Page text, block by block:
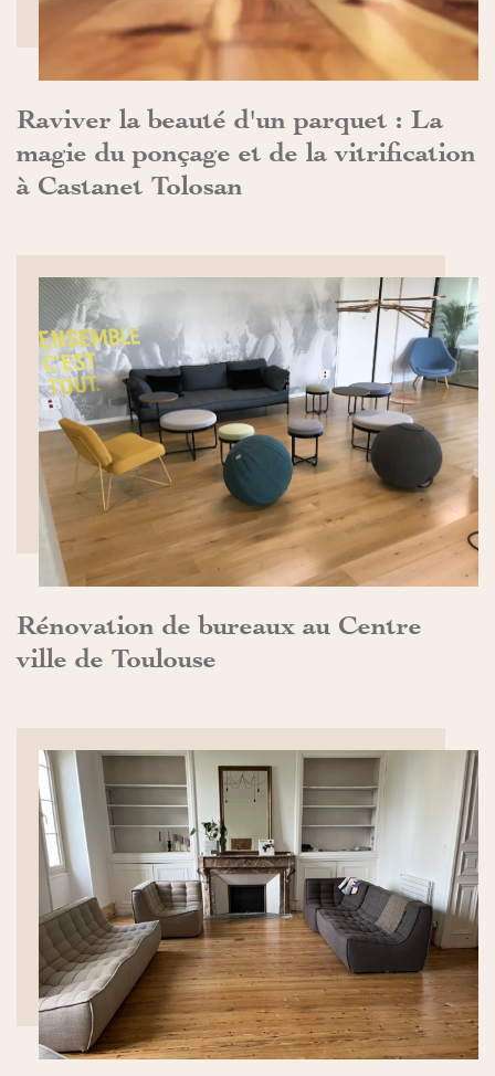
Raviver la beauté d'un parquet : La
magie du ponçage et de la vitrification
à Castanet Tolosan
Rénovation de bureaux au Centre
ville de Toulouse
DÉCOUVRIR>>
DÉCOUVRIR>>